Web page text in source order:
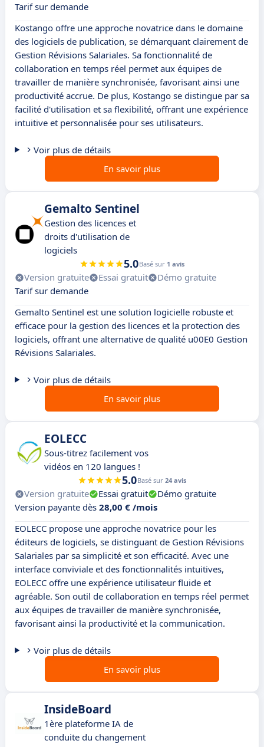
Tarif sur demande
Kostango offre une approche novatrice dans le domaine
des logiciels de publication, se démarquant clairement de
Gestion Révisions Salariales. Sa fonctionnalité de
collaboration en temps réel permet aux équipes de
travailler de manière synchronisée, favorisant ainsi une
productivité accrue. De plus, Kostango se distingue par sa
facilité d'utilisation et sa flexibilité, offrant une expérience
intuitive et personnalisée pour ses utilisateurs.
Voir plus de détails
En savoir plus
Gemalto Sentinel
Gestion des licences et
droits d'utilisation de
logiciels
5.0Basé sur 1 avis
Version gratuite Essai gratuit
Démo gratuite
Tarif sur demande
Gemalto Sentinel est une solution logicielle robuste et
efficace pour la gestion des licences et la protection des
logiciels, offrant une alternative de qualité u00E0 Gestion
Révisions Salariales.
Voir plus de détails
En savoir plus
EOLECC
Sous-titrez facilement vos
vidéos en 120 langues !
5.0Basé sur 24 avis
Version gratuite Essai gratuit
Démo gratuite
Version payante dès 28,00 € /mois
EOLECC propose une approche novatrice pour les
éditeurs de logiciels, se distinguant de Gestion Révisions
Salariales par sa simplicité et son efficacité. Avec une
interface conviviale et des fonctionnalités intuitives,
EOLECC offre une expérience utilisateur fluide et
agréable. Son outil de collaboration en temps réel permet
aux équipes de travailler de manière synchronisée,
favorisant ainsi la productivité et la communication.
Voir plus de détails
En savoir plus
InsideBoard
1ère plateforme IA de
conduite du changement